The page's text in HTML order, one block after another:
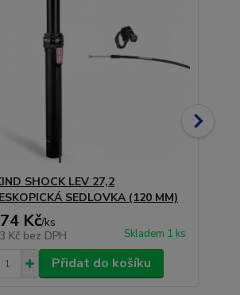
SHOCK LEV 27,2
SEDLOVKA (120 MM)
Kč/ks
Kč bez DPH Skladem 1 ks
Přidat do košíku